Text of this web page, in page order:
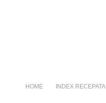
HOME INDEX RECEPATA